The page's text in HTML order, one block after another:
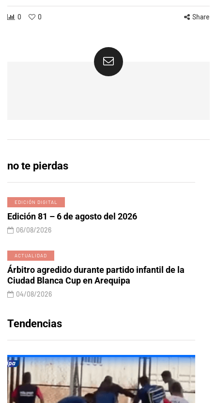
0 0 Share
no te pierdas
EDICIÓN DIGITAL
Edición 81 – 6 de agosto del 2026
06/08/2026
ACTUALIDAD
Árbitro agredido durante partido infantil de la
Ciudad Blanca Cup en Arequipa
04/08/2026
Tendencias